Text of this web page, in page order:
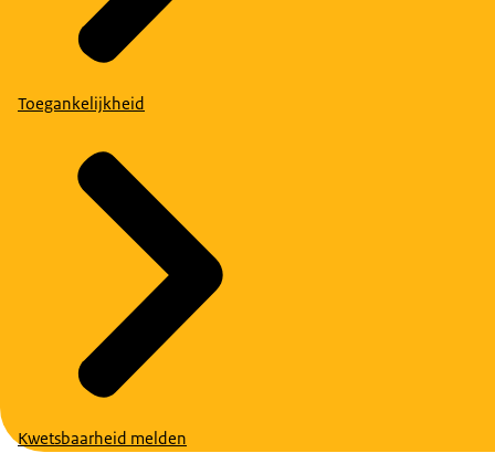
Toegankelijkheid
Kwetsbaarheid melden